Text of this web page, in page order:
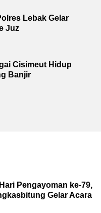
Lebak Gelar
Juz
Cisimeut Hidup
Banjir
Pengayoman ke-79,
Gelar Acara